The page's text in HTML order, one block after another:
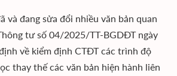
và đang sửa đổi nhiều văn bản quan
tư số 04/2025/TT-BGDĐT ngày
về kiểm định CTĐT các trình độ
thay thế các văn bản hiện hành liên